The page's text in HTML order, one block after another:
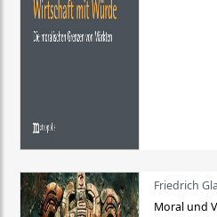
Friedrich
Moral und